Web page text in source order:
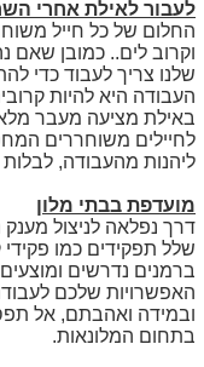
לעבור לאילת אחרי
החלום של כל חייל
וקרוב לים.. כמובן שאם
שלנו צריך לעבוד כדי
העבודה היא להיות
באילת מציעה מעבר
לחיילים משוחררים
ליהנות מהעבודה,
מועדפת בבתי מלון
דרך נפלאה לניצול
שלל תפקידים כמו
ברמנים נדרשים
האפשרויות שלכם
ובמידה ואהבתם, אל
בתחום המלונאות.